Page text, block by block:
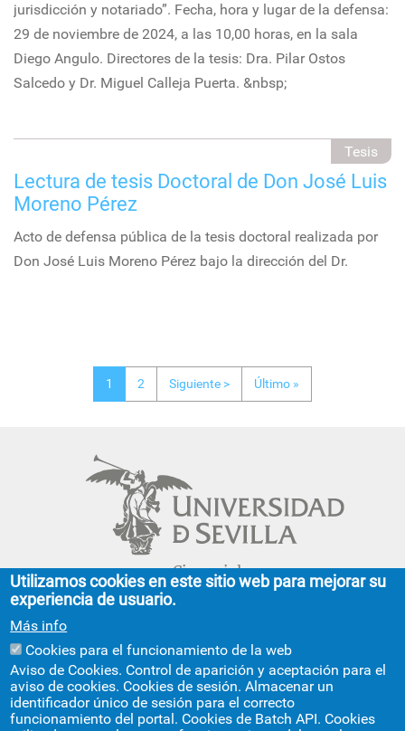
jurisdicción y notariado”. Fecha, hora y lugar de la defensa:
29 de noviembre de 2024, a las 10,00 horas, en la sala
Diego Angulo. Directores de la tesis: Dra. Pilar Ostos
Salcedo y Dr. Miguel Calleja Puerta. &nbsp;
Tesis
Lectura de tesis Doctoral de Don José Luis
Moreno Pérez
Acto de defensa pública de la tesis doctoral realizada por
Don José Luis Moreno Pérez bajo la dirección del Dr.
Page
1 Page
2
Siguiente
página
Siguiente >
Última
página
Último »
Cinco siglos
impulsando el
conocimiento
FACULTAD DE GEOGRAFÍA E HISTORIA
C/ Doña María de Padilla, s/n.
Sevilla 41004.
Utilizamos cookies en este sitio web para mejorar su
experiencia de usuario.
Más info
Cookies para el funcionamiento de la web
Aviso de Cookies. Control de aparición y aceptación para el
aviso de cookies. Cookies de sesión. Almacenar un
identificador único de sesión para el correcto
funcionamiento del portal. Cookies de Batch API. Cookies